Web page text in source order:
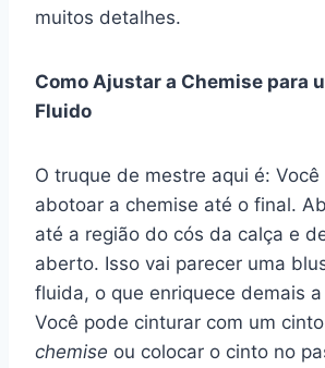
muitos detalhes.
Como Ajustar a Chemise para
Fluido
O truque de mestre aqui é: Você
abotoar a chemise até o final.
até a região do cós da calça e
aberto. Isso vai parecer uma
fluida, o que enriquece demais
Você pode cinturar com um
chemise ou colocar o cinto no